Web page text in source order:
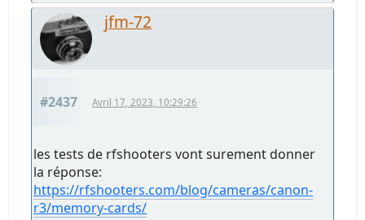
jfm-72
#2437 Avril 17, 2023, 10:29:26
les tests de rfshooters vont surement donner
la réponse:
https://rfshooters.com/blog/cameras/canon-
r3/memory-cards/